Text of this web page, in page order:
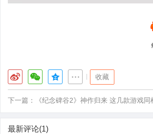
收藏
下一篇： 《纪念碑谷2》神作归来 这几款游戏同
最新评论(1)